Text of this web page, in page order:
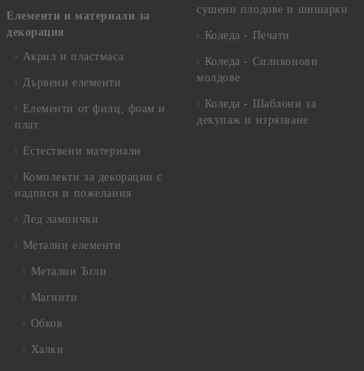
Елементи и материали за
декорация
Акрил и пластмаса
Дървени елементи
Елементи от филц, фоам и
плат
Естествени материали
Комплекти за декорации с
надписи и пожелания
Лед лампички
Метални елементи
Метални Ъгли
Магнити
Обков
Халки
сушени плодове и шишарки
Коледа - Печати
Коледа - Силиконови
молдове
Коледа - Шаблони за
декупаж и изрязване